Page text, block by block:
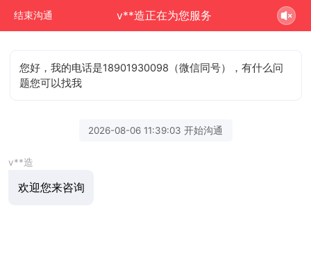
结束沟通 v**造正在为您服务
您好，我的电话是18901930098（微信同号），有什么问
题您可以找我
2026-08-06 11:39:03 开始沟通
v**造
欢迎您来咨询